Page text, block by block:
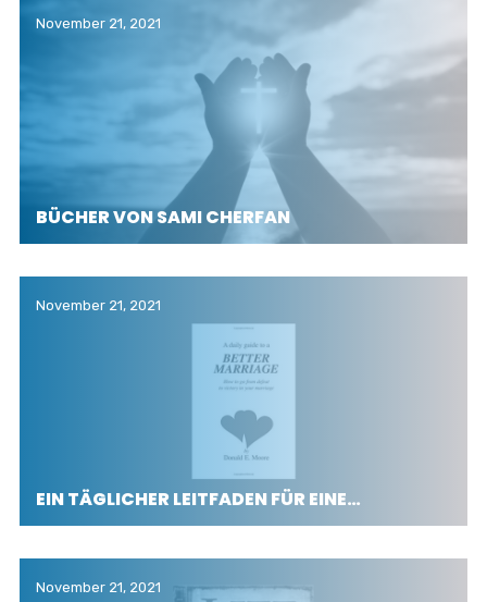
November 21, 2021
BÜCHER VON SAMI CHERFAN
November 21, 2021
EIN TÄGLICHER LEITFADEN FÜR EINE…
November 21, 2021